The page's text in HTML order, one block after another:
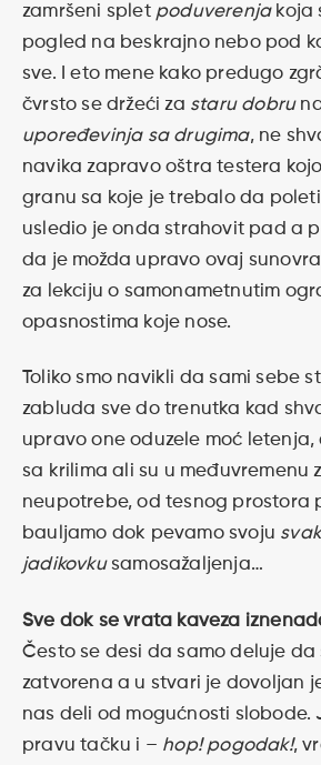
zamršeni splet poduverenjakoja
pogled na beskrajno nebo pod
sve. I eto mene kako predugo
čvrsto se držeći za staru dobru
upoređevinja sa drugima, ne
navika zapravo oštra testera
granu sa koje je trebalo da
usledio je onda strahovit pad a
da je možda upravo ovaj
za lekciju o samonametnutim
opasnostima koje nose.
Toliko smo navikli da sami sebe
zabluda sve do trenutka kad
upravo one oduzele moć letenja,
sa krilima ali su u međuvremenu
neupotrebe, od tesnog prostora
bauljamo dok pevamo svoju
jadikovkusamosažaljenja…
Sve dok se vrata kaveza
Često se desi da samo deluje da
zatvorena a u stvari je dovoljan
nas deli od mogućnosti slobode.
pravu tačku i – hop! pogodak!,